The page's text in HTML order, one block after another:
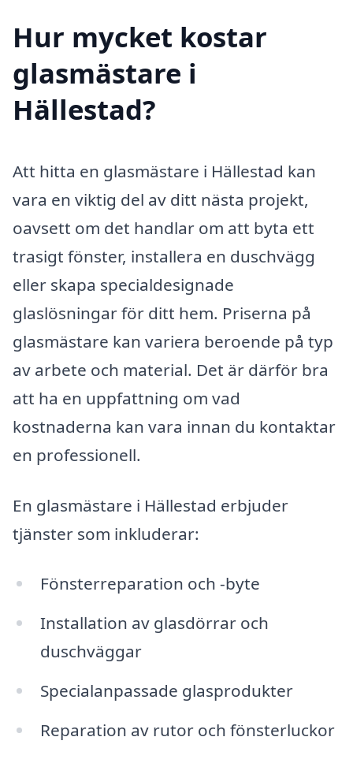
Hur mycket kostar
glasmästare i
Hällestad?
Att hitta en glasmästare i Hällestad kan
vara en viktig del av ditt nästa projekt,
oavsett om det handlar om att byta ett
trasigt fönster, installera en duschvägg
eller skapa specialdesignade
glaslösningar för ditt hem. Priserna på
glasmästare kan variera beroende på typ
av arbete och material. Det är därför bra
att ha en uppfattning om vad
kostnaderna kan vara innan du kontaktar
en professionell.
En glasmästare i Hällestad erbjuder
tjänster som inkluderar:
Fönsterreparation och -byte
Installation av glasdörrar och
duschväggar
Specialanpassade glasprodukter
Reparation av rutor och fönsterluckor